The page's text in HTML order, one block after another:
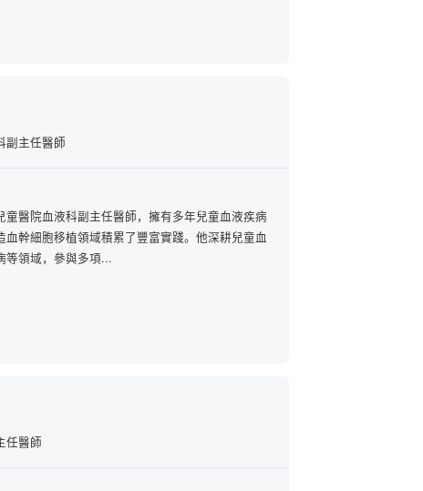
副主任醫師
童醫院血液科副主任醫師，擁有多年兒童血液疾病
血幹細胞移植領域積累了豐富實踐。他深耕兒童血
等領域，參與多項...
任醫師